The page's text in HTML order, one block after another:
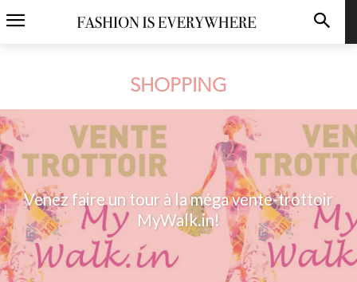
SHOPPING
Venez faire un tour à la méga vente-trottoir
MyWalk.in!